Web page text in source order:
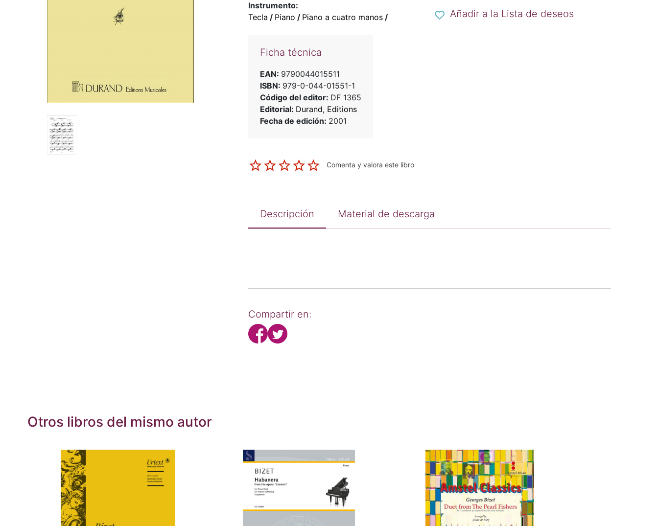
Instrumento:
Tecla / Piano / Piano a cuatro manos/
Ficha técnica
EAN: 9790044015511
ISBN: 979-0-044-01551-1
Código del editor: DF 1365
Editorial: Durand, Editions
Fecha de edición: 2001
Comenta y valora este libro
Añadir a la Lista de deseos
Descripción Material de descarga
Compartir en:
Otros libros del mismo autor